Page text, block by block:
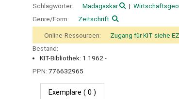
Schlagwörter:
Madagaskar
Genre/Form:
Zeitschrift
Online-Ressourcen:
Zugang für KIT siehe
Bestand:
KIT-Bibliothek: 1.1962 -
PPN: 776632965
Exemplare ( 0 )